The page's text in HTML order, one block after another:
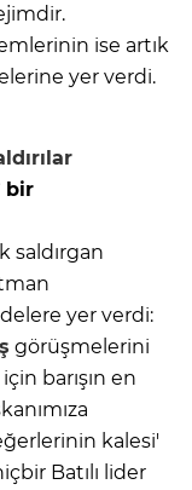
ise artık
yer verdi.
bir
saldırgan
yer verdi:
görüşmelerini
barışın en
kalesi'
Batılı lider